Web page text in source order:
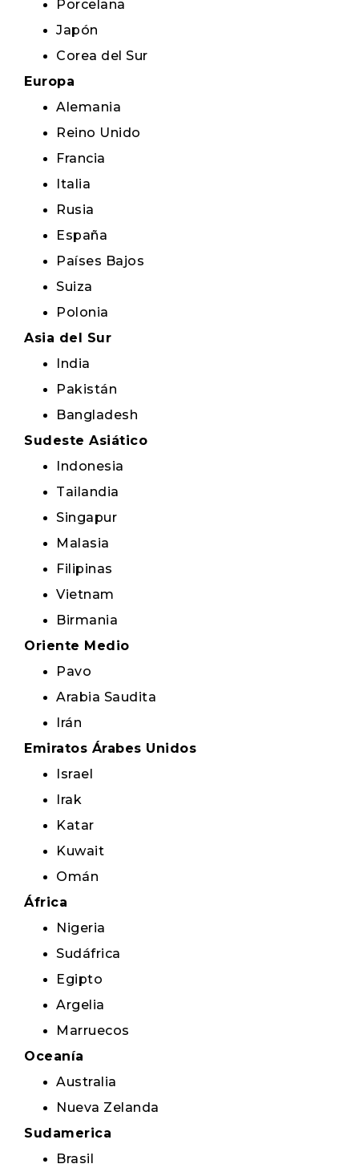
Porcelana
Japón
Corea del Sur
Europa
Alemania
Reino Unido
Francia
Italia
Rusia
España
Países Bajos
Suiza
Polonia
Asia del Sur
India
Pakistán
Bangladesh
Sudeste Asiático
Indonesia
Tailandia
Singapur
Malasia
Filipinas
Vietnam
Birmania
Oriente Medio
Pavo
Arabia Saudita
Irán
Emiratos Árabes Unidos
Israel
Irak
Katar
Kuwait
Omán
África
Nigeria
Sudáfrica
Egipto
Argelia
Marruecos
Oceanía
Australia
Nueva Zelanda
Sudamerica
Brasil